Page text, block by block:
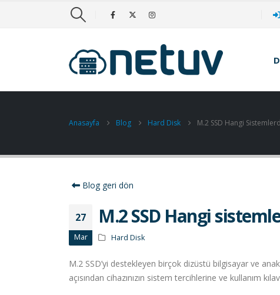
Anasayfa Blog Hard Disk M.2 SSD Hangi
Blog geri dön
27
Mar
M.2 SSD Hangi
Hard Disk
M.2 SSD’yi destekleyen birçok dizüstü bilgisayar ve
açısından cihazınızın sistem tercihlerine ve kullanım